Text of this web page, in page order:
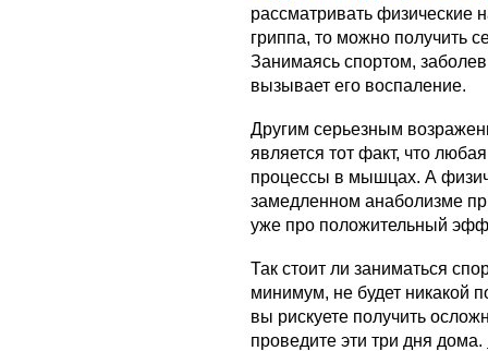
рассматривать физические
гриппа, то можно получить
Занимаясь спортом,
вызывает его воспаление.
Другим серьезным
является тот факт, что
процессы в мышцах. А
замедленном анаболизме
уже про положительный
Так стоит ли заниматься
минимум, не будет никакой
вы рискуете получить
проведите эти три дня дома.